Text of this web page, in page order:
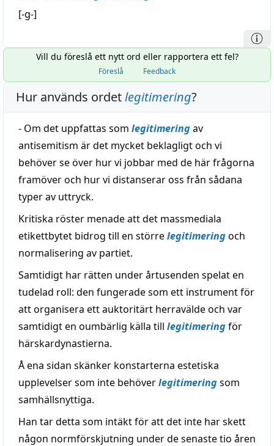
[-g-]
Vill du föreslå ett nytt ord eller rapportera ett fel?
Föreslå Feedback
Hur används ordetlegitimering?
- Om det uppfattas som legitimeringav
antisemitism är det mycket beklagligt och vi
behöver se över hur vi jobbar med de här frågorna
framöver och hur vi distanserar oss från sådana
typer av uttryck.
Kritiska röster menade att det massmediala
etikettbytet bidrog till en störrelegitimeringoch
normalisering av partiet.
Samtidigt har rätten under årtusenden spelat en
tudelad roll: den fungerade som ett instrument för
att organisera ett auktoritärt herravälde och var
samtidigt en oumbärlig källa till legitimeringför
härskardynastierna.
Å ena sidan skänker konstarterna estetiska
upplevelser som inte behöverlegitimeringsom
samhällsnyttiga.
Han tar detta som intäkt för att det inte har skett
någon normförskjutning under de senaste tio åren